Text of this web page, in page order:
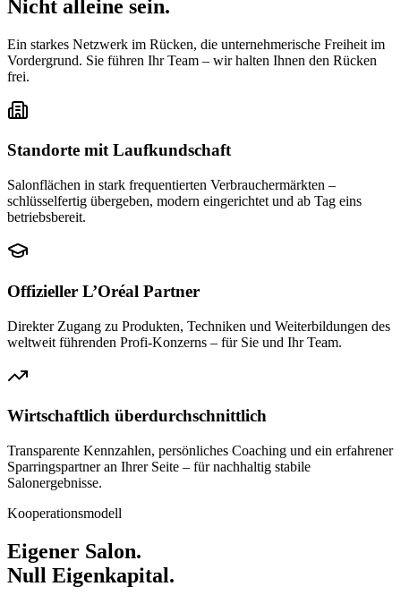
Nicht alleine sein.
Ein starkes Netzwerk im Rücken, die unternehmerische Freiheit im
Vordergrund. Sie führen Ihr Team – wir halten Ihnen den Rücken
frei.
Standorte mit Laufkundschaft
Salonflächen in stark frequentierten Verbrauchermärkten –
schlüsselfertig übergeben, modern eingerichtet und ab Tag eins
betriebsbereit.
Offizieller L’Oréal Partner
Direkter Zugang zu Produkten, Techniken und Weiterbildungen des
weltweit führenden Profi-Konzerns – für Sie und Ihr Team.
Wirtschaftlich überdurchschnittlich
Transparente Kennzahlen, persönliches Coaching und ein erfahrener
Sparringspartner an Ihrer Seite – für nachhaltig stabile
Salonergebnisse.
Kooperationsmodell
Eigener Salon.
Null Eigenkapital.